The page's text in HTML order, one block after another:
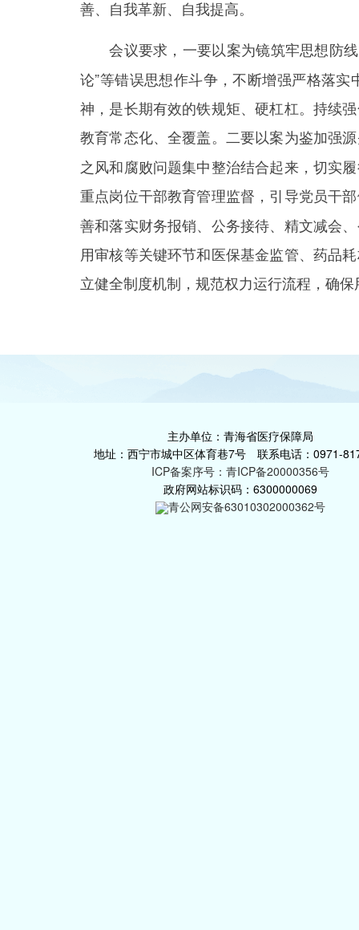
善、自我革新、自我提高。
会议要求， 一要以案为镜筑牢思想防
论”等错误思想作斗争，不断增强严格落
神，是长期有效的铁规矩、硬杠杠。持续
教育常态化、全覆盖。 二要以案为鉴加强
之风和腐败问题集中整治结合起来，切实
重点岗位干部教育管理监督，引导党员干
善和落实财务报销、公务接待、精文减会
用审核等关键环节和医保基金监管、药品
立健全制度机制，规范权力运行流程，确
主办单位：青海省医疗保障局
地址：西宁市城中区体育巷7号 联系电话：0971-
ICP备案序号：青ICP备20000356号
政府网站标识码：6300000069
青公网安备63010302000362号